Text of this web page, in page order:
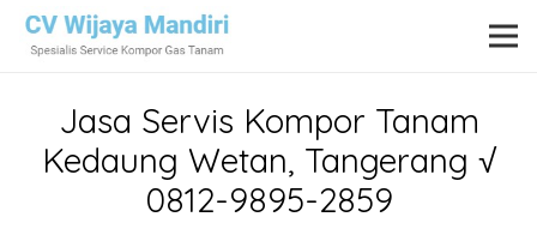
Jasa Servis Kompor Tanam
Kedaung Wetan, Tangerang √
0812-9895-2859